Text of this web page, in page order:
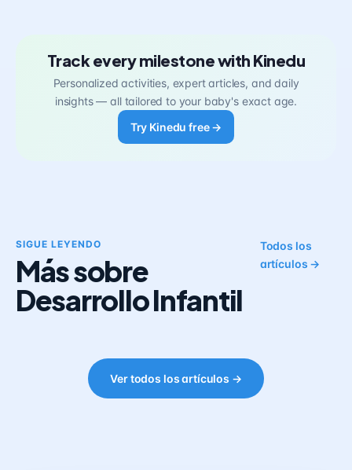
Track every milestone with Kinedu
Personalized activities, expert articles, and daily
insights — all tailored to your baby's exact age.
Try Kinedu free →
SIGUE LEYENDO
Más sobre
Desarrollo Infantil
Todos los
artículos →
Ver todos los artículos →